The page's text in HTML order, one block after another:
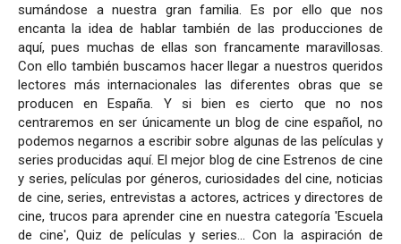
sumándose a nuestra gran familia. Es por ello que nos
encanta la idea de hablar también de las producciones de
aquí, pues muchas de ellas son francamente maravillosas.
Con ello también buscamos hacer llegar a nuestros queridos
lectores más internacionales las diferentes obras que se
producen en España. Y si bien es cierto que no nos
centraremos en ser únicamente un blog de cine español, no
podemos negarnos a escribir sobre algunas de las películas y
series producidas aquí. El mejor blog de cine Estrenos de cine
y series, películas por géneros, curiosidades del cine, noticias
de cine, series, entrevistas a actores, actrices y directores de
cine, trucos para aprender cine en nuestra categoría 'Escuela
de cine', Quiz de películas y series... Con la aspiración de